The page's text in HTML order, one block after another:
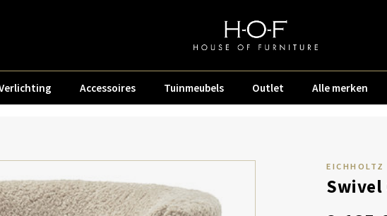
Accessoires Tuinmeubels Outlet Alle merken
EICHHOLTZ
Swivel